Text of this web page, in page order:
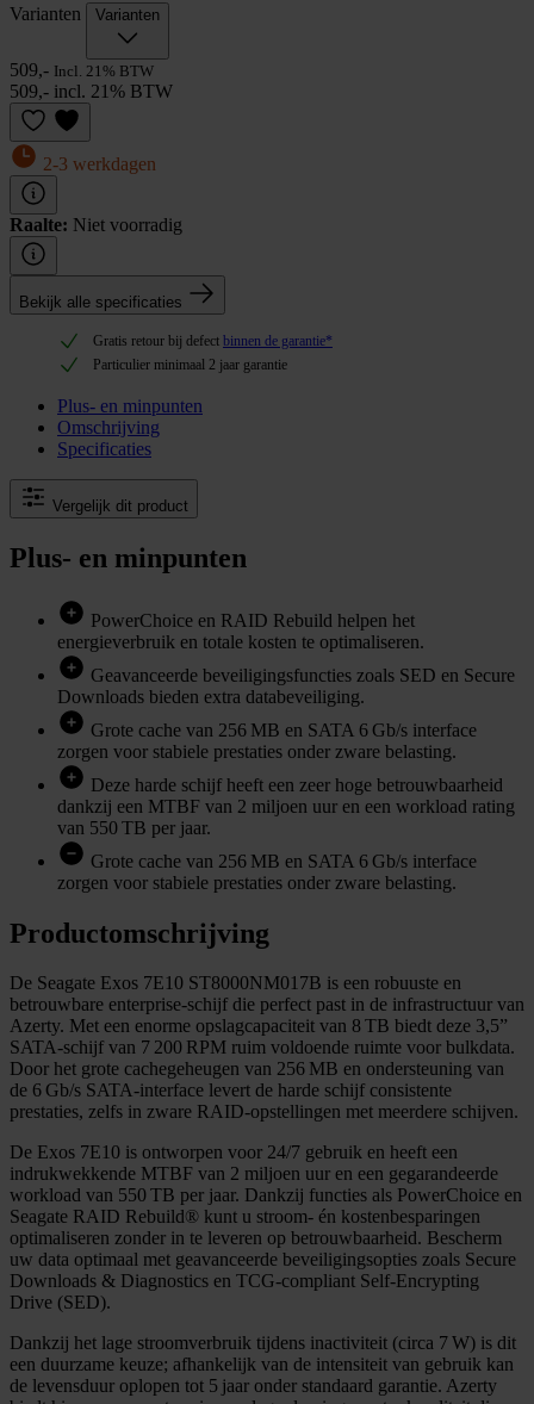
Varianten Varianten
509,- Incl. 21% BTW
509,- incl. 21% BTW
2-3 werkdagen
Raalte: Niet voorradig
Bekijk alle specificaties
Gratis retour bij defect binnen de garantie*
Particulier minimaal 2 jaar garantie
Plus- en minpunten
Omschrijving
Specificaties
Vergelijk dit product
Plus- en minpunten
PowerChoice en RAID Rebuild helpen het
energieverbruik en totale kosten te optimaliseren.
Geavanceerde beveiligingsfuncties zoals SED en Secure
Downloads bieden extra databeveiliging.
Grote cache van 256 MB en SATA 6 Gb/s interface
zorgen voor stabiele prestaties onder zware belasting.
Deze harde schijf heeft een zeer hoge betrouwbaarheid
dankzij een MTBF van 2 miljoen uur en een workload rating
van 550 TB per jaar.
Grote cache van 256 MB en SATA 6 Gb/s interface
zorgen voor stabiele prestaties onder zware belasting.
Productomschrijving
De Seagate Exos 7E10 ST8000NM017B is een robuuste en
betrouwbare enterprise-schijf die perfect past in de infrastructuur van
Azerty. Met een enorme opslagcapaciteit van 8 TB biedt deze 3,5”
SATA‑schijf van 7 200 RPM ruim voldoende ruimte voor bulkdata.
Door het grote cachegeheugen van 256 MB en ondersteuning van
de 6 Gb/s SATA‑interface levert de harde schijf consistente
prestaties, zelfs in zware RAID‑opstellingen met meerdere schijven.
De Exos 7E10 is ontworpen voor 24/7 gebruik en heeft een
indrukwekkende MTBF van 2 miljoen uur en een gegarandeerde
workload van 550 TB per jaar. Dankzij functies als PowerChoice en
Seagate RAID Rebuild® kunt u stroom- én kostenbesparingen
optimaliseren zonder in te leveren op betrouwbaarheid. Bescherm
uw data optimaal met geavanceerde beveiligingsopties zoals Secure
Downloads & Diagnostics en TCG‑compliant Self‑Encrypting
Drive (SED).
Dankzij het lage stroomverbruik tijdens inactiviteit (circa 7 W) is dit
een duurzame keuze; afhankelijk van de intensiteit van gebruik kan
de levensduur oplopen tot 5 jaar onder standaard garantie. Azerty